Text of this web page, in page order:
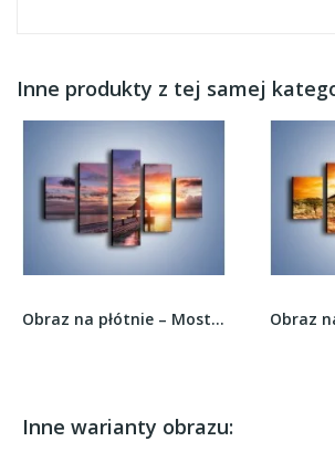
Inne produkty z tej samej
Obraz na płótnie – Most oświetlony latarenkami...
Inne warianty obrazu: